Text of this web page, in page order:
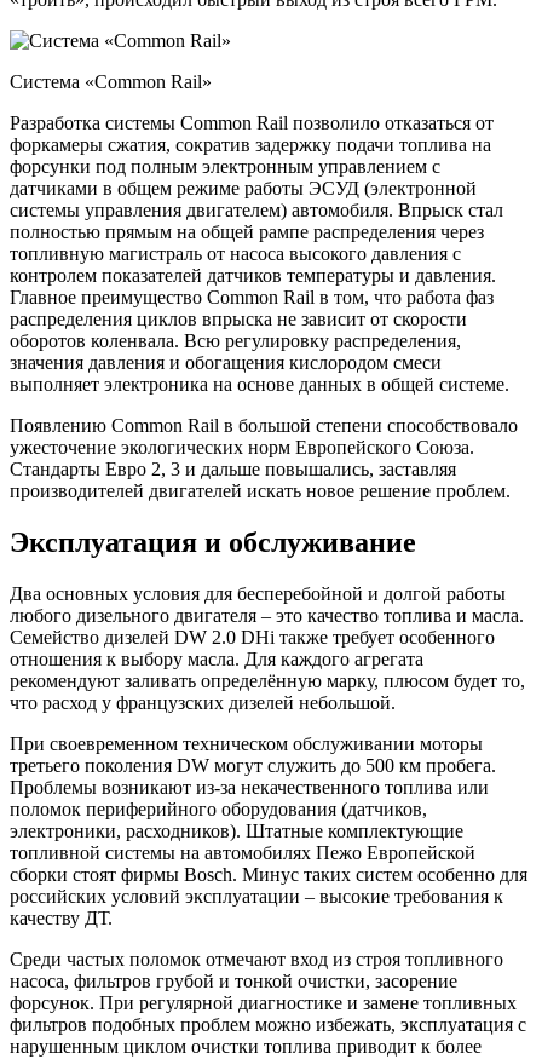
Система «Cоmmоn Rаil»
Разработка системы Cоmmоn Rаil позволило отказаться от
форкамеры сжатия, сократив задержку подачи топлива на
форсунки под полным электронным управлением с
датчиками в общем режиме работы ЭСУД (электронной
системы управления двигателем) автомобиля. Впрыск стал
полностью прямым на общей рампе распределения через
топливную магистраль от насоса высокого давления с
контролем показателей датчиков температуры и давления.
Главное преимущество Cоmmоn Rаil в том, что работа фаз
распределения циклов впрыска не зависит от скорости
оборотов коленвала. Всю регулировку распределения,
значения давления и обогащения кислородом смеси
выполняет электроника на основе данных в общей системе.
Появлению Cоmmоn Rаil в большой степени способствовало
ужесточение экологических норм Европейского Союза.
Стандарты Евро 2, 3 и дальше повышались, заставляя
производителей двигателей искать новое решение проблем.
Эксплуатация и обслуживание
Два основных условия для бесперебойной и долгой работы
любого дизельного двигателя – это качество топлива и масла.
Семейство дизелей DW 2.0 DHi также требует особенного
отношения к выбору масла. Для каждого агрегата
рекомендуют заливать определённую марку, плюсом будет то,
что расход у французских дизелей небольшой.
При своевременном техническом обслуживании моторы
третьего поколения DW могут служить до 500 км пробега.
Проблемы возникают из-за некачественного топлива или
поломок периферийного оборудования (датчиков,
электроники, расходников). Штатные комплектующие
топливной системы на автомобилях Пежо Европейской
сборки стоят фирмы Bosch. Минус таких систем особенно для
российских условий эксплуатации – высокие требования к
качеству ДТ.
Среди частых поломок отмечают вход из строя топливного
насоса, фильтров грубой и тонкой очистки, засорение
форсунок. При регулярной диагностике и замене топливных
фильтров подобных проблем можно избежать, эксплуатация с
нарушенным циклом очистки топлива приводит к более